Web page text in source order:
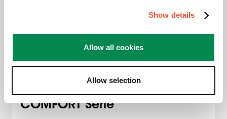
Show details
Allow all cookies
Allow selection
COMFORT Serie